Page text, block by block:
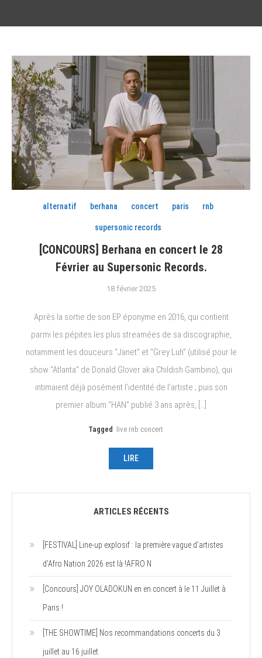
alternatif berhana concert paris rnb
supersonic records
[CONCOURS] Berhana en concert le 28
Février au Supersonic Records.
18 février 2025
Après la sortie de son EP éponyme en 2016, qui contient
parmi les pépites les plus streamées de sa discographie,
notamment les douceurs “Janet” et “Grey Luh” (utilisé pour le
show “Atlanta” de Donald Glover aka Childish Gambino), qui
intimaient déjà posément l’identité de l’artiste ; puis son
premier album “HAN” publié 3 ans après, […]
Tagged live rnb concert
LIRE
ARTICLES RÉCENTS
[FESTIVAL] Line-up explosif : la première vague d’artistes
d’Afro Nation 2026 est là !AFRO N
[Concours] JOY OLADOKUN en en concert à le 11 Juillet à
Paris !
[THE SHOWTIME] Nos recommandations concerts du 3
juillet au 16 juillet.